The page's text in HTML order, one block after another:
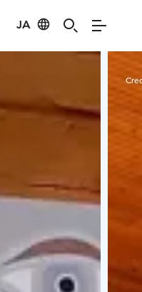
JA